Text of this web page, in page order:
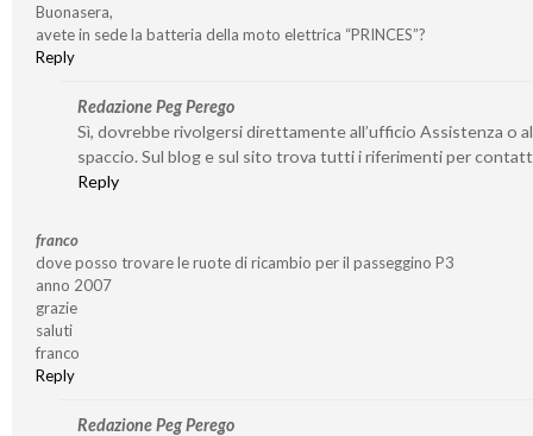
Buonasera,
avete in sede la batteria della moto elettrica “PRINCES”?
Reply
Redazione Peg Perego
Sì, dovrebbe rivolgersi direttamente all’ufficio Assistenza o
spaccio. Sul blog e sul sito trova tutti i riferimenti per
Reply
franco
dove posso trovare le ruote di ricambio per il passeggino P3
anno 2007
grazie
saluti
franco
Reply
Redazione Peg Perego